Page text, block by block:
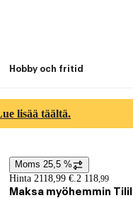
Hobby och fritid
lisää täältä.
Prisinformation
Moms 25,5 %
Hinta 2118,99 €. 2 118,99
Maksa myöhemmin